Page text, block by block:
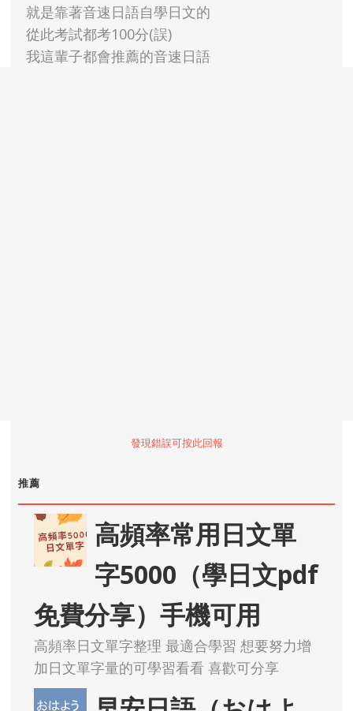
就是靠著音速日語自學日文的
從此考試都考100分(誤)
我這輩子都會推薦的音速日語
發現錯誤可按此回報
推薦
高頻率常用日文單
字5000（學日文pdf
免費分享）手機可用
高頻率日文單字整理 最適合學習 想要努力增
加日文單字量的可學習看看 喜歡可分享